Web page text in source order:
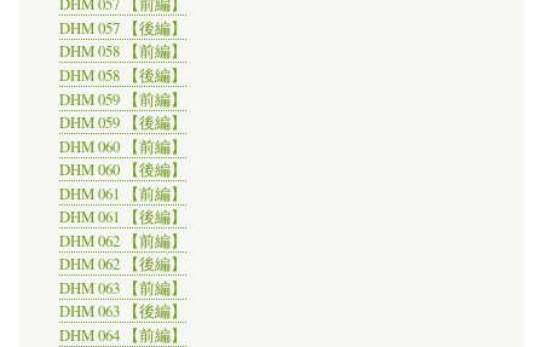
DHM 057 【前編】
DHM 057 【後編】
DHM 058 【前編】
DHM 058 【後編】
DHM 059 【前編】
DHM 059 【後編】
DHM 060 【前編】
DHM 060 【後編】
DHM 061 【前編】
DHM 061 【後編】
DHM 062 【前編】
DHM 062 【後編】
DHM 063 【前編】
DHM 063 【後編】
DHM 064 【前編】